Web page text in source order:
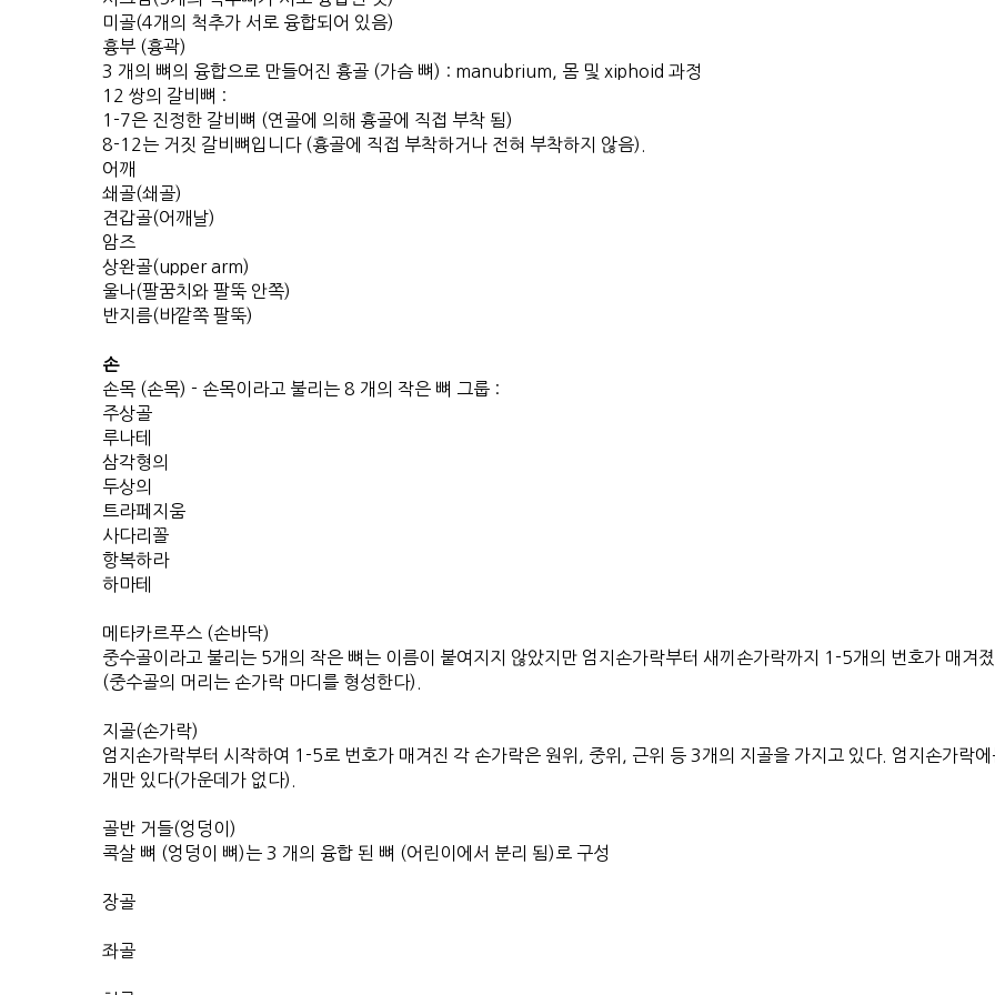
미골(4개의 척추가 서로 융합되어 있음)
흉부 (흉곽)
3 개의 뼈의 융합으로 만들어진 흉골 (가슴 뼈) : manubrium, 몸 및 xiphoid 과정
12 쌍의 갈비뼈 :
1-7은 진정한 갈비뼈 (연골에 의해 흉골에 직접 부착 됨)
8-12는 거짓 갈비뼈입니다 (흉골에 직접 부착하거나 전혀 부착하지 않음).
어깨
쇄골(쇄골)
견갑골(어깨날)
암즈
상완골(upper arm)
울나(팔꿈치와 팔뚝 안쪽)
반지름(바깥쪽 팔뚝)
손
손목 (손목) - 손목이라고 불리는 8 개의 작은 뼈 그룹 :
주상골
루나테
삼각형의
두상의
트라페지움
사다리꼴
항복하라
하마테
메타카르푸스 (손바닥)
중수골이라고 불리는 5개의 작은 뼈는 이름이 붙여지지 않았지만 엄지손가락부터 새끼손가락까지 1-5개의 번호가 매겨
(중수골의 머리는 손가락 마디를 형성한다).
지골(손가락)
엄지손가락부터 시작하여 1-5로 번호가 매겨진 각 손가락은 원위, 중위, 근위 등 3개의 지골을 가지고 있다. 엄지손가락에
개만 있다(가운데가 없다).
골반 거들(엉덩이)
콕살 뼈 (엉덩이 뼈)는 3 개의 융합 된 뼈 (어린이에서 분리 됨)로 구성
장골
좌골